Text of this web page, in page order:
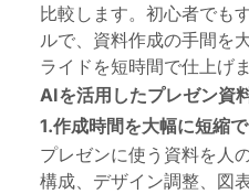
比較します。初心者でも
ルで、資料作成の手間を
ライドを短時間で仕上げ
AIを活用したプレゼン資
1.作成時間を大幅に短縮
プレゼンに使う資料を人
構成、デザイン調整、図